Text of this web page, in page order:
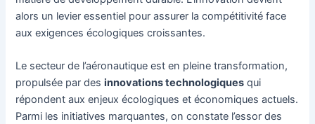
alors un levier essentiel pour assurer la compétitivité face
aux exigences écologiques croissantes.
Le secteur de l’aéronautique est en pleine transformation,
propulsée par desinnovations technologiques qui
répondent aux enjeux écologiques et économiques actuels.
Parmi les initiatives marquantes, on constate l’essor des